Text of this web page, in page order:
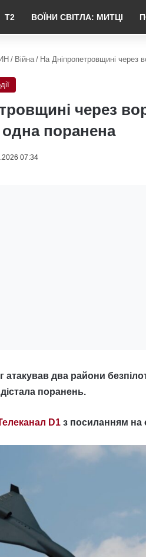
Т2 ВОЇНИ СВІТЛА: МИТЦІ
/ Війна / На Дніпропетровщині через
через
поранена
07:34
атакував два райони
поранень.
D1 з посиланням на